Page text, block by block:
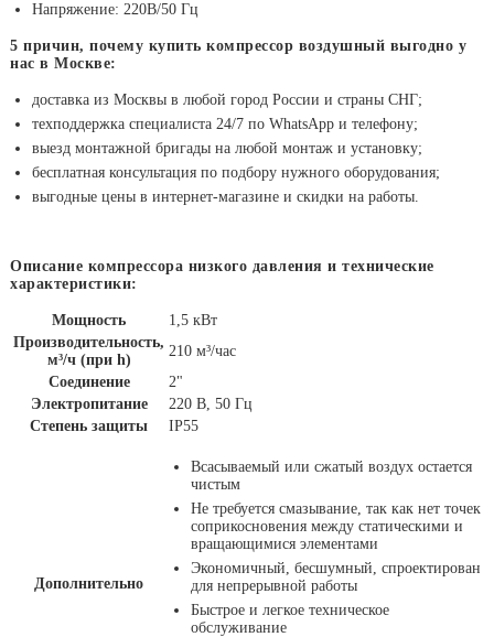
Напряжение: 220В/50 Гц
5 причин, почему купить компрессор воздушный выгодно у
нас в Москве:
доставка из Москвы в любой город России и страны СНГ;
техподдержка специалиста 24/7 по WhatsApp и телефону;
выезд монтажной бригады на любой монтаж и установку;
бесплатная консультация по подбору нужного оборудования;
выгодные цены в интернет-магазине и скидки на работы.
Описание компрессора низкого давления и технические
характеристики:
Мощность
1,5 кВт
Производительность,
м³/ч (при h)
210 м³/час
Соединение
2"
Электропитание
220 В, 50 Гц
Степень защиты
IP55
Дополнительно
Всасываемый или сжатый воздух остается
чистым
Не требуется смазывание, так как нет точек
соприкосновения между статическими и
вращающимися элементами
Экономичный, бесшумный, спроектирован
для непрерывной работы
Быстрое и легкое техническое
обслуживание